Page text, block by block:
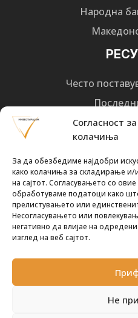
Согласност
колачиња
За да обезбедиме најдобри
како колачиња за складирање
на сајтот. Согласувањето со
обработуваме податоци како
прелистувањето или
Несогласувањето или
негативно да влијае на
изглед на веб сајтот.
Не
Народна
Често
Почни со
Претплати